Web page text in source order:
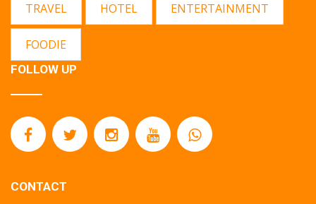
TRAVEL HOTEL ENTERTAINMENT
FOODIE
FOLLOW UP
CONTACT